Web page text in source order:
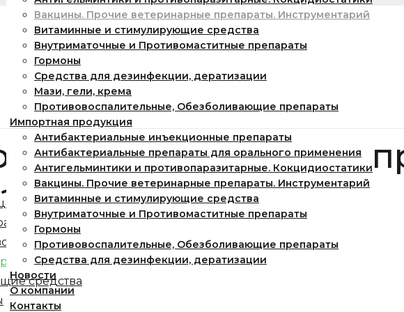
Вакцины. Прочие ветеринарные препараты. Инструментарий
Витаминные и стимулирующие средства
Внутриматочные и Противомаститные препараты
Гормоны
Средства для дезинфекции, дератизации
Мази, гели, крема
Противовоспалительные, Обезболивающие препараты
Импортная продукция
Антибактериальные инъекционные препараты
Антибактериальные препараты для орального применения
Антигельминтики и противопаразитарные. Кокцидиостатики
Вакцины. Прочие ветеринарные препараты. Инструментарий
Витаминные и стимулирующие средства
Внутриматочные и Противомаститные препараты
Гормоны
Противовоспалительные, Обезболивающие препараты
Средства для дезинфекции, дератизации
Новости
О компании
Контакты
препараты
для орального применения
Кокцидиостатики
препараты. Инструментарий
средства
ветеринарные